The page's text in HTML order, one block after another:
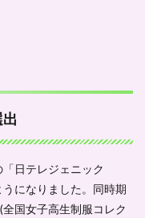
日テレジェニック
になりました。同時期
国女子高生制服コレク